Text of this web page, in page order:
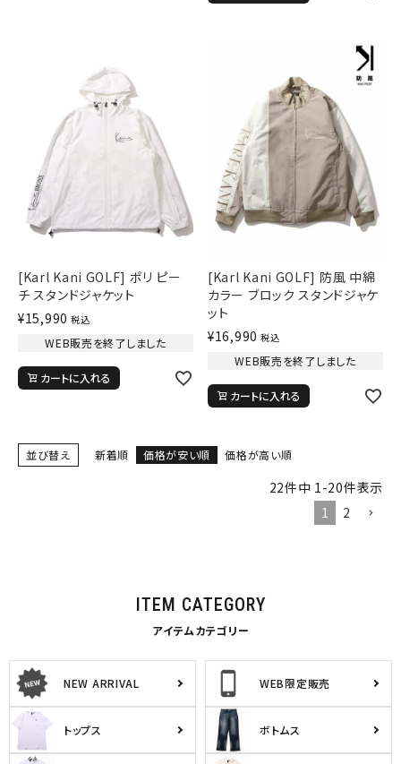
tune 絞り込んで検索する
[Karl Kani GOLF] ポリ ピー
チ スタンドジャケット
¥15,990 税込
WEB販売を終了しました
カートに入れる
[Karl Kani GOLF] 防風 中綿
カラー ブロック スタンドジャケ
ット
¥16,990 税込
WEB販売を終了しました
カートに入れる
並び替え 新着順 価格が安い順 価格が高い順
22件中 1 -20件表示
1
2
ITEM CATEGORY
アイテムカテゴリー
NEW ARRIVAL WEB限定販売
トップス ボトムス